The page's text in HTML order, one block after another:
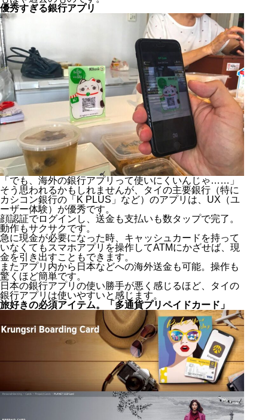
優秀すぎる銀行アプリ
「でも、海外の銀行アプリって使いにくいんじゃ……」
そう思われるかもしれませんが、タイの主要銀行（特に
カシコン銀行の「K PLUS」など）のアプリは、UX（ユ
ーザー体験）が優秀です。
顔認証でログインし、送金も支払いも数タップで完了。
動作もサクサクです。
急に現金が必要になった時、キャッシュカードを持って
いなくてもスマホアプリを操作してATMにかざせば、現
金を引き出すこともできます。
またアプリ内から日本などへの海外送金も可能。操作も
驚くほど簡単です。
日本の銀行アプリの使い勝手が悪く感じるほど、タイの
銀行アプリは使いやすいと感じます。
旅好きの必須アイテム。「多通貨プリペイドカード」